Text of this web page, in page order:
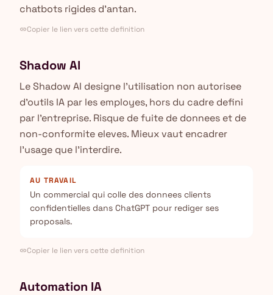
chatbots rigides d'antan.
linkCopier le lien vers cette definition
Shadow AI
Le Shadow AI designe l'utilisation non autorisee
d'outils IA par les employes, hors du cadre defini
par l'entreprise. Risque de fuite de donnees et de
non-conformite eleves. Mieux vaut encadrer
l'usage que l'interdire.
AU TRAVAIL
Un commercial qui colle des donnees clients
confidentielles dans ChatGPT pour rediger ses
proposals.
linkCopier le lien vers cette definition
Automation IA